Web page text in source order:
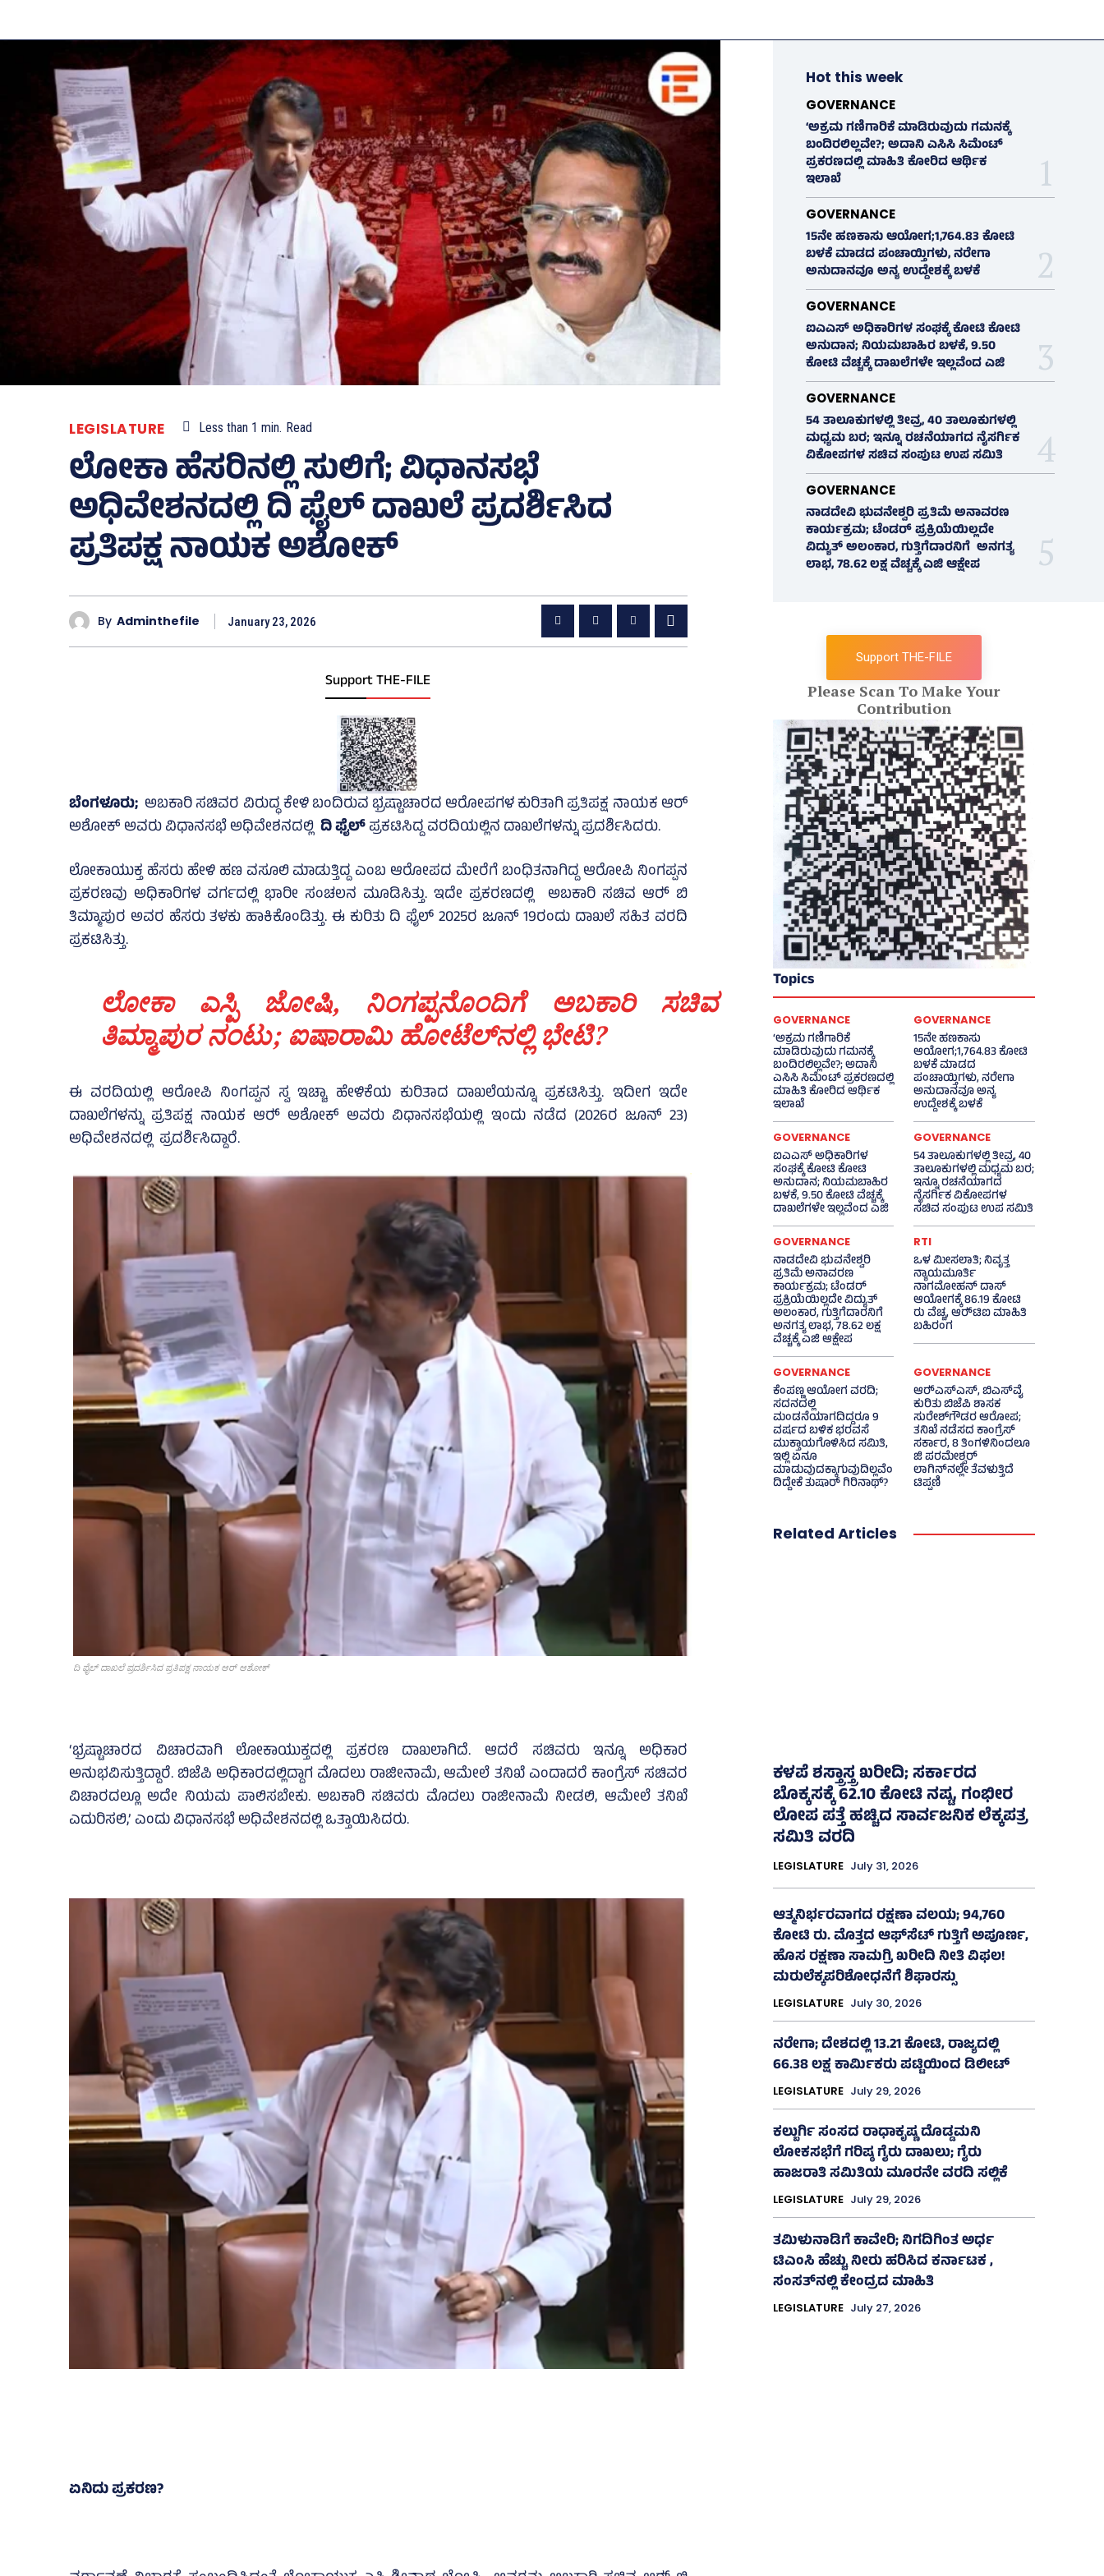
LEGISLATURE Less than 1 min. Read
ಲೋಕಾ ಹೆಸರಿನಲ್ಲಿ ಸುಲಿಗೆ; ವಿಧಾನಸಭೆ
ಅಧಿವೇಶನದಲ್ಲಿ ದಿ ಫೈಲ್ ದಾಖಲೆ ಪ್ರದರ್ಶಿಸಿದ
ಪ್ರತಿಪಕ್ಷ ನಾಯಕ ಅಶೋಕ್
By Adminthefile January 23, 2026
Support THE-FILE
ಬೆಂಗಳೂರು; ಅಬಕಾರಿ ಸಚಿವರ ವಿರುದ್ಧ ಕೇಳಿ ಬಂದಿರುವ ಭ್ರಷ್ಟಾಚಾರದ ಆರೋಪಗಳ ಕುರಿತಾಗಿ ಪ್ರತಿಪಕ್ಷ ನಾಯಕ ಆರ್
ಅಶೋಕ್‌ ಅವರು ವಿಧಾನಸಭೆ ಅಧಿವೇಶನದಲ್ಲಿ ದಿ ಫೈಲ್‌ಪ್ರಕಟಿಸಿದ್ದ ವರದಿಯಲ್ಲಿನ ದಾಖಲೆಗಳನ್ನು ಪ್ರದರ್ಶಿಸಿದರು.
ಲೋಕಾಯುಕ್ತ ಹೆಸರು ಹೇಳಿ ಹಣ ವಸೂಲಿ ಮಾಡುತ್ತಿದ್ದ ಎಂಬ ಆರೋಪದ ಮೇರೆಗೆ ಬಂಧಿತನಾಗಿದ್ದ ಆರೋಪಿ ನಿಂಗಪ್ಪನ
ಪ್ರಕರಣವು ಅಧಿಕಾರಿಗಳ ವರ್ಗದಲ್ಲಿ ಭಾರೀ ಸಂಚಲನ ಮೂಡಿಸಿತ್ತು. ಇದೇ ಪ್ರಕರಣದಲ್ಲಿ ಅಬಕಾರಿ ಸಚಿವ ಆರ್‍‌ ಬಿ
ತಿಮ್ಮಾಪುರ ಅವರ ಹೆಸರು ತಳಕು ಹಾಕಿಕೊಂಡಿತ್ತು. ಈ ಕುರಿತು ದಿ ಫೈಲ್‌ 2025ರ ಜೂನ್‌ 19ರಂದು ದಾಖಲೆ ಸಹಿತ ವರದಿ
ಪ್ರಕಟಿಸಿತ್ತು.
ಲೋಕಾ ಎಸ್ಪಿ ಜೋಷಿ, ನಿಂಗಪ್ಪನೊಂದಿಗೆ ಅಬಕಾರಿ ಸಚಿವ
ತಿಮ್ಮಾಪುರ ನಂಟು; ಐಷಾರಾಮಿ ಹೋಟೆಲ್‌ನಲ್ಲಿ ಭೇಟಿ?
ಈ ವರದಿಯಲ್ಲಿ ಆರೋಪಿ ನಿಂಗಪ್ಪನ ಸ್ವ ಇಚ್ಚಾ ಹೇಳಿಕೆಯ ಕುರಿತಾದ ದಾಖಲೆಯನ್ನೂ ಪ್ರಕಟಿಸಿತ್ತು. ಇದೀಗ ಇದೇ
ದಾಖಲೆಗಳನ್ನು ಪ್ರತಿಪಕ್ಷ ನಾಯಕ ಆರ್‍‌ ಅಶೋಕ್‌ ಅವರು ವಿಧಾನಸಭೆಯಲ್ಲಿ ಇಂದು ನಡೆದ (2026ರ ಜೂನ್‌ 23)
ಅಧಿವೇಶನದಲ್ಲಿ ಪ್ರದರ್ಶಿಸಿದ್ದಾರೆ.
ದಿ ಫೈಲ್ ದಾಖಲೆ ಪ್ರದರ್ಶಿಸಿದ ಪ್ರತಿಪಕ್ಷ ನಾಯಕ ಆರ್ ಆಶೋಕ್
‘ಭ್ರಷ್ಟಾಚಾರದ ವಿಚಾರವಾಗಿ ಲೋಕಾಯುಕ್ತದಲ್ಲಿ ಪ್ರಕರಣ ದಾಖಲಾಗಿದೆ. ಆದರೆ ಸಚಿವರು ಇನ್ನೂ ಅಧಿಕಾರ
ಅನುಭವಿಸುತ್ತಿದ್ದಾರೆ. ಬಿಜೆಪಿ ಅಧಿಕಾರದಲ್ಲಿದ್ದಾಗ ಮೊದಲು ರಾಜೀನಾಮೆ, ಆಮೇಲೆ ತನಿಖೆ ಎಂದಾದರೆ ಕಾಂಗ್ರೆಸ್‌ ಸಚಿವರ
ವಿಚಾರದಲ್ಲೂ ಅದೇ ನಿಯಮ ಪಾಲಿಸಬೇಕು. ಅಬಕಾರಿ ಸಚಿವರು ಮೊದಲು ರಾಜೀನಾಮೆ ನೀಡಲಿ, ಆಮೇಲೆ ತನಿಖೆ
ಎದುರಿಸಲಿ,’ ಎಂದು ವಿಧಾನಸಭೆ ಅಧಿವೇಶನದಲ್ಲಿ ಒತ್ತಾಯಿಸಿದರು.
ಏನಿದು ಪ್ರಕರಣ?
Hot this week
GOVERNANCE
‘ಅಕ್ರಮ ಗಣಿಗಾರಿಕೆ ಮಾಡಿರುವುದು ಗಮನಕ್ಕೆ
ಬಂದಿರಲಿಲ್ಲವೇ?; ಅದಾನಿ ಎಸಿಸಿ ಸಿಮೆಂಟ್
ಪ್ರಕರಣದಲ್ಲಿ ಮಾಹಿತಿ ಕೋರಿದ ಆರ್ಥಿಕ
ಇಲಾಖೆ
GOVERNANCE
15ನೇ ಹಣಕಾಸು ಆಯೋಗ;1,764.83 ಕೋಟಿ
ಬಳಕೆ ಮಾಡದ ಪಂಚಾಯ್ತಿಗಳು, ನರೇಗಾ
ಅನುದಾನವೂ ಅನ್ಯ ಉದ್ದೇಶಕ್ಕೆ ಬಳಕೆ
GOVERNANCE
ಐಎಎಸ್‌ ಅಧಿಕಾರಿಗಳ ಸಂಘಕ್ಕೆ ಕೋಟಿ ಕೋಟಿ
ಅನುದಾನ; ನಿಯಮಬಾಹಿರ ಬಳಕೆ, 9.50
ಕೋಟಿ ವೆಚ್ಚಕ್ಕೆ ದಾಖಲೆಗಳೇ ಇಲ್ಲವೆಂದ ಎಜಿ
GOVERNANCE
54 ತಾಲೂಕುಗಳಲ್ಲಿ ತೀವ್ರ, 40 ತಾಲೂಕುಗಳಲ್ಲಿ
ಮಧ್ಯಮ ಬರ; ಇನ್ನೂ ರಚನೆಯಾಗದ ನೈಸರ್ಗಿಕ
ವಿಕೋಪಗಳ ಸಚಿವ ಸಂಪುಟ ಉಪ ಸಮಿತಿ
GOVERNANCE
ನಾಡದೇವಿ ಭುವನೇಶ್ವರಿ ಪ್ರತಿಮೆ ಅನಾವರಣ
ಕಾರ್ಯಕ್ರಮ; ಟೆಂಡರ್ ಪ್ರಕ್ರಿಯೆಯಿಲ್ಲದೇ
ವಿದ್ಯುತ್‌ ಅಲಂಕಾರ, ಗುತ್ತಿಗೆದಾರನಿಗೆ ಅನಗತ್ಯ
ಲಾಭ, 78.62 ಲಕ್ಷ ವೆಚ್ಚಕ್ಕೆ ಎಜಿ ಆಕ್ಷೇಪ
Support THE-FILE
Please Scan To Make Your
Contribution
Topics
GOVERNANCE
‘ಅಕ್ರಮ ಗಣಿಗಾರಿಕೆ
ಮಾಡಿರುವುದು ಗಮನಕ್ಕೆ
ಬಂದಿರಲಿಲ್ಲವೇ?; ಅದಾನಿ
ಎಸಿಸಿ ಸಿಮೆಂಟ್ ಪ್ರಕರಣದಲ್ಲಿ
ಮಾಹಿತಿ ಕೋರಿದ ಆರ್ಥಿಕ
ಇಲಾಖೆ
GOVERNANCE
15ನೇ ಹಣಕಾಸು
ಆಯೋಗ;1,764.83 ಕೋಟಿ
ಬಳಕೆ ಮಾಡದ
ಪಂಚಾಯ್ತಿಗಳು, ನರೇಗಾ
ಅನುದಾನವೂ ಅನ್ಯ
ಉದ್ದೇಶಕ್ಕೆ ಬಳಕೆ
GOVERNANCE
ಐಎಎಸ್‌ ಅಧಿಕಾರಿಗಳ
ಸಂಘಕ್ಕೆ ಕೋಟಿ ಕೋಟಿ
ಅನುದಾನ; ನಿಯಮಬಾಹಿರ
ಬಳಕೆ, 9.50 ಕೋಟಿ ವೆಚ್ಚಕ್ಕೆ
ದಾಖಲೆಗಳೇ ಇಲ್ಲವೆಂದ ಎಜಿ
GOVERNANCE
54 ತಾಲೂಕುಗಳಲ್ಲಿ ತೀವ್ರ, 40
ತಾಲೂಕುಗಳಲ್ಲಿ ಮಧ್ಯಮ ಬರ;
ಇನ್ನೂ ರಚನೆಯಾಗದ
ನೈಸರ್ಗಿಕ ವಿಕೋಪಗಳ
ಸಚಿವ ಸಂಪುಟ ಉಪ ಸಮಿತಿ
GOVERNANCE
ನಾಡದೇವಿ ಭುವನೇಶ್ವರಿ
ಪ್ರತಿಮೆ ಅನಾವರಣ
ಕಾರ್ಯಕ್ರಮ; ಟೆಂಡರ್
ಪ್ರಕ್ರಿಯೆಯಿಲ್ಲದೇ ವಿದ್ಯುತ್‌
ಅಲಂಕಾರ, ಗುತ್ತಿಗೆದಾರನಿಗೆ
ಅನಗತ್ಯ ಲಾಭ, 78.62 ಲಕ್ಷ
ವೆಚ್ಚಕ್ಕೆ ಎಜಿ ಆಕ್ಷೇಪ
RTI
ಒಳ ಮೀಸಲಾತಿ; ನಿವೃತ್ತ
ನ್ಯಾಯಮೂರ್ತಿ
ನಾಗಮೋಹನ್ ದಾಸ್
ಆಯೋಗಕ್ಕೆ 86.19 ಕೋಟಿ
ರು ವೆಚ್ಚ, ಆರ್‍‌ಟಿಐ ಮಾಹಿತಿ
ಬಹಿರಂಗ
GOVERNANCE
ಕೆಂಪಣ್ಣ ಆಯೋಗ ವರದಿ;
ಸದನದಲ್ಲಿ
ಮಂಡನೆಯಾಗದಿದ್ದರೂ 9
ವರ್ಷದ ಬಳಿಕ ಭರವಸೆ
ಮುಕ್ತಾಯಗೊಳಿಸಿದ ಸಮಿತಿ,
ಇಲ್ಲಿ ಏನೂ
ಮಾಡುವುದಕ್ಕಾಗುವುದಿಲ್ಲವೆಂ
ದಿದ್ದೇಕೆ ತುಷಾರ್ ಗಿರಿನಾಥ್?
GOVERNANCE
ಆರ್‍‌ಎಸ್‌ಎಸ್‌, ಬಿಎಸ್‌ವೈ
ಕುರಿತು ಬಿಜೆಪಿ ಶಾಸಕ
ಸುರೇಶ್‌ಗೌಡರ ಆರೋಪ;
ತನಿಖೆ ನಡೆಸದ ಕಾಂಗ್ರೆಸ್‌
ಸರ್ಕಾರ, 8 ತಿಂಗಳಿನಿಂದಲೂ
ಜಿ ಪರಮೇಶ್ವರ್
ಲಾಗಿನ್‌ನಲ್ಲೇ ತೆವಳುತ್ತಿದೆ
ಟಿಪ್ಪಣಿ
Related Articles
ಕಳಪೆ ಶಸ್ತ್ರಾಸ್ತ್ರ ಖರೀದಿ; ಸರ್ಕಾರದ
ಬೊಕ್ಕಸಕ್ಕೆ 62.10 ಕೋಟಿ ನಷ್ಟ, ಗಂಭೀರ
ಲೋಪ ಪತ್ತೆ ಹಚ್ಚಿದ ಸಾರ್ವಜನಿಕ ಲೆಕ್ಕಪತ್ರ
ಸಮಿತಿ ವರದಿ
LEGISLATURE July 31, 2026
ಆತ್ಮನಿರ್ಭರವಾಗದ ರಕ್ಷಣಾ ವಲಯ; 94,760
ಕೋಟಿ ರು. ಮೊತ್ತದ ಆಫ್‌ಸೆಟ್ ಗುತ್ತಿಗೆ ಅಪೂರ್ಣ,
ಹೊಸ ರಕ್ಷಣಾ ಸಾಮಗ್ರಿ ಖರೀದಿ ನೀತಿ ವಿಫಲ!
ಮರುಲೆಕ್ಕಪರಿಶೋಧನೆಗೆ ಶಿಫಾರಸ್ಸು
LEGISLATURE July 30, 2026
ನರೇಗಾ; ದೇಶದಲ್ಲಿ 13.21 ಕೋಟಿ, ರಾಜ್ಯದಲ್ಲಿ
66.38 ಲಕ್ಷ ಕಾರ್ಮಿಕರು ಪಟ್ಟಿಯಿಂದ ಡಿಲೀಟ್
LEGISLATURE July 29, 2026
ಕಲ್ಬುರ್ಗಿ ಸಂಸದ ರಾಧಾಕೃಷ್ಣ ದೊಡ್ಡಮನಿ
ಲೋಕಸಭೆಗೆ ಗರಿಷ್ಠ ಗೈರು ದಾಖಲು; ಗೈರು
ಹಾಜರಾತಿ ಸಮಿತಿಯ ಮೂರನೇ ವರದಿ ಸಲ್ಲಿಕೆ
LEGISLATURE July 29, 2026
ತಮಿಳುನಾಡಿಗೆ ಕಾವೇರಿ; ನಿಗದಿಗಿಂತ ಅರ್ಧ
ಟಿಎಂಸಿ ಹೆಚ್ಚು ನೀರು ಹರಿಸಿದ ಕರ್ನಾಟಕ ,
ಸಂಸತ್‌ನಲ್ಲಿ ಕೇಂದ್ರದ ಮಾಹಿತಿ
LEGISLATURE July 27, 2026